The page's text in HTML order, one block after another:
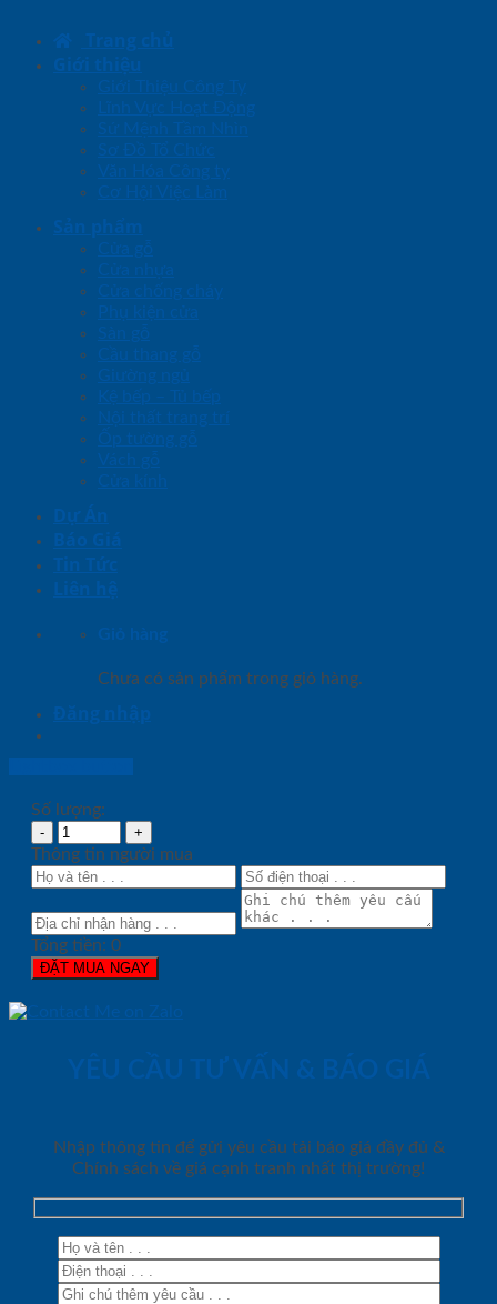
Trang chủ
Giới thiệu
Giới Thiệu Công Ty
Lĩnh Vực Hoạt Động
Sứ Mệnh Tầm Nhìn
Sơ Đồ Tổ Chức
Văn Hóa Công ty
Cơ Hội Việc Làm
Sản phẩm
Cửa gỗ
Cửa nhựa
Cửa chống cháy
Phụ kiện cửa
Sàn gỗ
Cầu thang gỗ
Giường ngủ
Kệ bếp – Tủ bếp
Nội thất trang trí
Ốp tường gỗ
Vách gỗ
Cửa kính
Dự Án
Báo Giá
Tin Tức
Liên hệ
Giỏ hàng
Chưa có sản phẩm trong giỏ hàng.
Đăng nhập
Số lượng:
Thông tin người mua
Tổng tiền: 0
ĐẶT MUA NGAY
YÊU CẦU TƯ VẤN & BÁO GIÁ
Nhập thông tin để gửi yêu cầu tải báo giá đầy đủ &
Chính sách về giá cạnh tranh nhất thị trường!